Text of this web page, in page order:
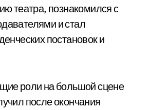
театра, познакомился с
и стал
постановок и
роли на большой сцене
после окончания